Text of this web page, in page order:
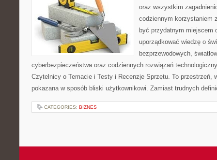
oraz wszystkim
codziennym korzystaniem
być przydatnym miejscem
uporządkować wiedzę o
bezprzewodowych,
cyberbezpieczeństwa oraz codziennych rozwiązań
Czytelnicy o Temacie i Testy i Recenzje Sprzętu. To przestrzeń,
pokazana w sposób bliski użytkownikowi. Zamiast trudnych
CATEGORIES: BIZNES